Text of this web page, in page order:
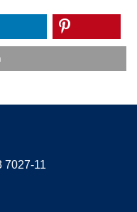
7027-11